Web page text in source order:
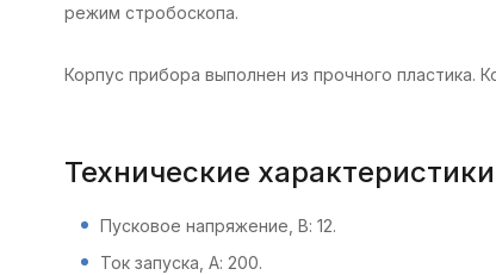
режим стробоскопа.
Корпус прибора выполнен из прочного пластика.
Технические
Пусковое напряжение, В: 12.
Ток запуска, А: 200.